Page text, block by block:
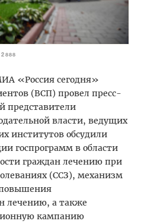
2888
«Россия сегодня»
(ВСП) провел пресс-
представители
власти, ведущих
институтов обсудили
госпрограмм в области
граждан лечению при
(ССЗ), механизм
повышения
лечению, а также
кампанию